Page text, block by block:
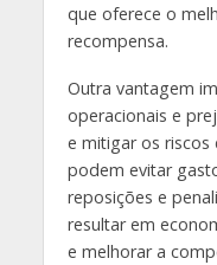
que oferece o
recompensa.
Outra vantagem
operacionais e
e mitigar os riscos
podem evitar
reposições e
resultar em
e melhorar a